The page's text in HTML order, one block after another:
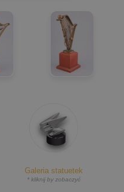
Galeria statuetek
* kliknij by zobaczyć